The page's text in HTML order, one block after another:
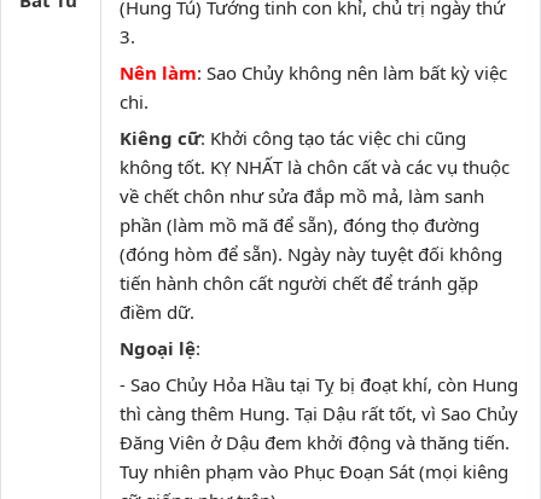
(Hung Tú) Tướng tinh con khỉ, chủ trị ngày thứ
3.
Nên làm: Sao Chủy không nên làm bất kỳ việc
chi.
Kiêng cữ: Khởi công tạo tác việc chi cũng
không tốt. KỴ NHẤT là chôn cất và các vụ thuộc
về chết chôn như sửa đắp mồ mả, làm sanh
phần (làm mồ mã để sẵn), đóng thọ đường
(đóng hòm để sẵn). Ngày này tuyệt đối không
tiến hành chôn cất người chết để tránh gặp
điềm dữ.
Ngoại lệ:
- Sao Chủy Hỏa Hầu tại Tỵ bị đoạt khí, còn Hung
thì càng thêm Hung. Tại Dậu rất tốt, vì Sao Chủy
Đăng Viên ở Dậu đem khởi động và thăng tiến.
Tuy nhiên phạm vào Phục Đoạn Sát (mọi kiêng